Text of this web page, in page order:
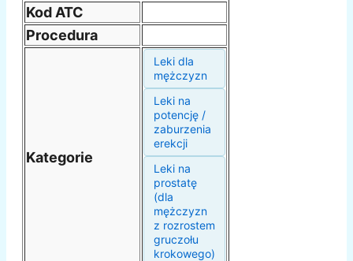
Kod ATC
Procedura
Kategorie
Leki dla
mężczyzn
Leki na
potencję /
zaburzenia
erekcji
Leki na
prostatę
(dla
mężczyzn
z rozrostem
gruczołu
krokowego)